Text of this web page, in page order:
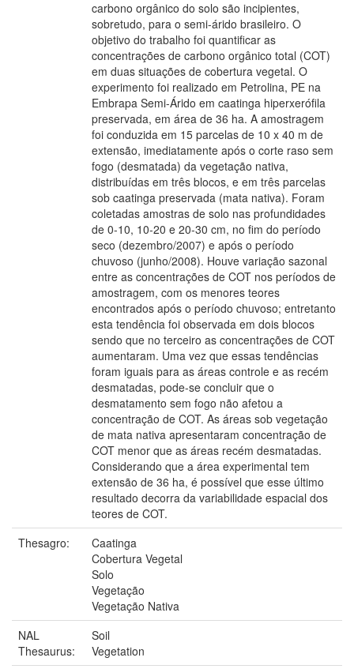
carbono orgânico do solo são incipientes,
sobretudo, para o semi-árido brasileiro. O
objetivo do trabalho foi quantificar as
concentrações de carbono orgânico total (COT)
em duas situações de cobertura vegetal. O
experimento foi realizado em Petrolina, PE na
Embrapa Semi-Árido em caatinga hiperxerófila
preservada, em área de 36 ha. A amostragem
foi conduzida em 15 parcelas de 10 x 40 m de
extensão, imediatamente após o corte raso sem
fogo (desmatada) da vegetação nativa,
distribuídas em três blocos, e em três parcelas
sob caatinga preservada (mata nativa). Foram
coletadas amostras de solo nas profundidades
de 0-10, 10-20 e 20-30 cm, no fim do período
seco (dezembro/2007) e após o período
chuvoso (junho/2008). Houve variação sazonal
entre as concentrações de COT nos períodos de
amostragem, com os menores teores
encontrados após o período chuvoso; entretanto
esta tendência foi observada em dois blocos
sendo que no terceiro as concentrações de COT
aumentaram. Uma vez que essas tendências
foram iguais para as áreas controle e as recém
desmatadas, pode-se concluir que o
desmatamento sem fogo não afetou a
concentração de COT. As áreas sob vegetação
de mata nativa apresentaram concentração de
COT menor que as áreas recém desmatadas.
Considerando que a área experimental tem
extensão de 36 ha, é possível que esse último
resultado decorra da variabilidade espacial dos
teores de COT.
Thesagro:
Caatinga
Cobertura Vegetal
Solo
Vegetação
Vegetação Nativa
NAL
Thesaurus:
Soil
Vegetation